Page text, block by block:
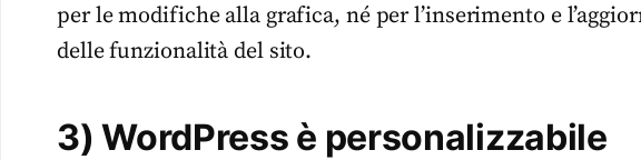
per le modifiche alla grafica, né per l’inserimento e
delle funzionalità del sito.
3) WordPress è personalizzabile